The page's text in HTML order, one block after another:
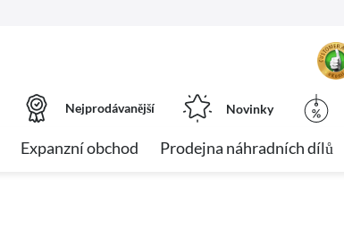
Nejprodávanější Novinky
Expanzní obchod Prodejna náhradních dílů